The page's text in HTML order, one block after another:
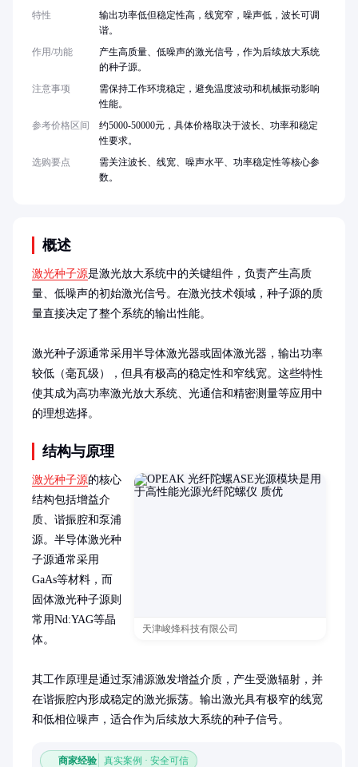
概述
激光种子源是激光放大系统中的关键组件，负责产生高质
量、低噪声的初始激光信号。在激光技术领域，种子源的质
量直接决定了整个系统的输出性能。
激光种子源通常采用半导体激光器或固体激光器，输出功率
较低（毫瓦级），但具有极高的稳定性和窄线宽。这些特性
使其成为高功率激光放大系统、光通信和精密测量等应用中
的理想选择。
结构与原理
天津峻烽科技有限公司
激光种子源的核心
结构包括增益介
质、谐振腔和泵浦
源。半导体激光种
子源通常采用
GaAs等材料，而
固体激光种子源则
常用Nd:YAG等晶
体。
其工作原理是通过泵浦源激发增益介质，产生受激辐射，并
在谐振腔内形成稳定的激光振荡。输出激光具有极窄的线宽
和低相位噪声，适合作为后续放大系统的种子信号。
商家经验 真实案例 · 安全可信
特性
输出功率低但稳定性高，线宽窄，噪声低，波长可调
谐。
作用/功能
产生高质量、低噪声的激光信号，作为后续放大系统
的种子源。
注意事项
需保持工作环境稳定，避免温度波动和机械振动影响
性能。
参考价格区间
约5000-50000元，具体价格取决于波长、功率和稳定
性要求。
选购要点
需关注波长、线宽、噪声水平、功率稳定性等核心参
数。